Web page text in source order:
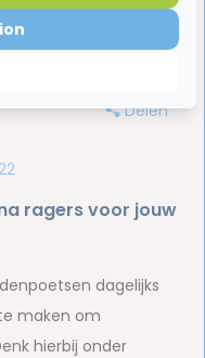
Delen
ragers voor jouw
dagelijks
maken om
hierbij onder